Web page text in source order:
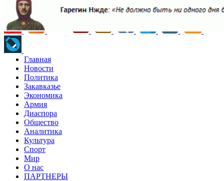
Главная
Новости
Политика
Закавказье
Экономика
Армия
Диаспора
Общество
Аналитика
Культура
Спорт
Мир
О нас
ПАРТНЕРЫ